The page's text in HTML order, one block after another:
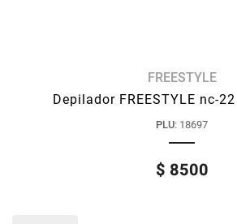
FREESTYLE
Depilador FREESTYLE nc-22
PLU: 18697
$ 8500